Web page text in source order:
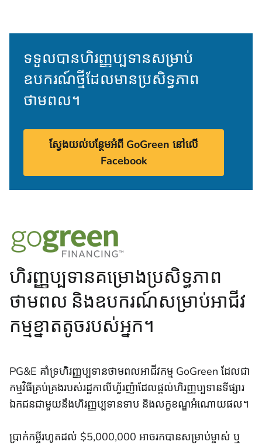
ទទួលបានហិរញ្ញប្បទានសម្រាប់
ឧបករណ៍ថ្មីដែលមានប្រសិទ្ធភាព
ថាមពល។
ស្វែងយល់បន្ថែមអំពី GoGreen នៅលើ
Facebook
ហិរញ្ញប្បទានគម្រោងប្រសិទ្ធភាព
ថាមពល និងឧបករណ៍សម្រាប់អាជីវ
កម្មខ្នាតតូចរបស់អ្នក។
PG&E គាំទ្រហិរញ្ញប្បទានថាមពលអាជីវកម្ម GoGreen ដែលជា
កម្មវិធីគ្រប់គ្រងរបស់រដ្ឋកាលីហ្វ័រញ៉ាដែលផ្តល់ហិរញ្ញប្បទានទីផ្សារ
ឯកជនជាមួយនឹងហិរញ្ញប្បទានទាប និងលក្ខខណ្ឌអំណោយផល។
ប្រាក់កម្ចីរហូតដល់ $5,000,000 អាចរកបានសម្រាប់ម្ចាស់ ឬ